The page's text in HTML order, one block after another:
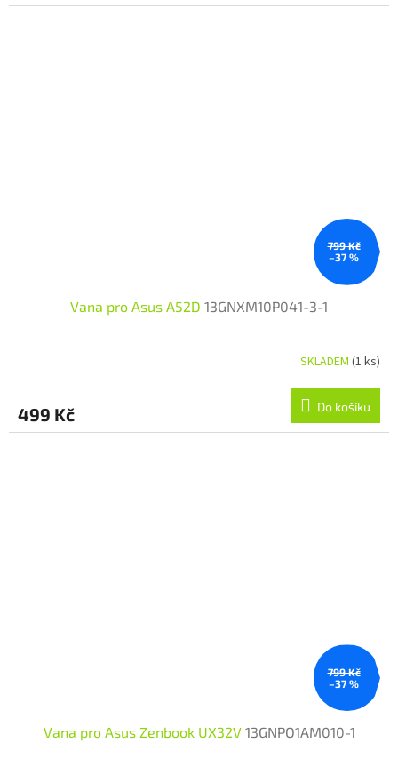
799 Kč
–37 %
Vana pro Asus A52D 13GNXM10P041-3-1
SKLADEM (1 ks)
499 Kč Do košíku
799 Kč
–37 %
Vana pro Asus Zenbook UX32V 13GNPO1AM010-1